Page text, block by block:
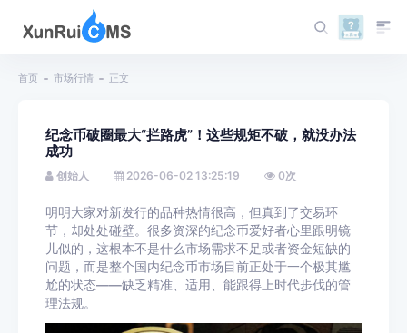
首页 市场行情 正文
纪念币破圈最大“拦路虎”！这些规矩不破，就没办法
成功
创始人 2026-06-02 13:25:19 0次
明明大家对新发行的品种热情很高，但真到了交易环
节，却处处碰壁。很多资深的纪念币爱好者心里跟明镜
儿似的，这根本不是什么市场需求不足或者资金短缺的
问题，而是整个国内纪念币市场目前正处于一个极其尴
尬的状态——缺乏精准、适用、能跟得上时代步伐的管
理法规。